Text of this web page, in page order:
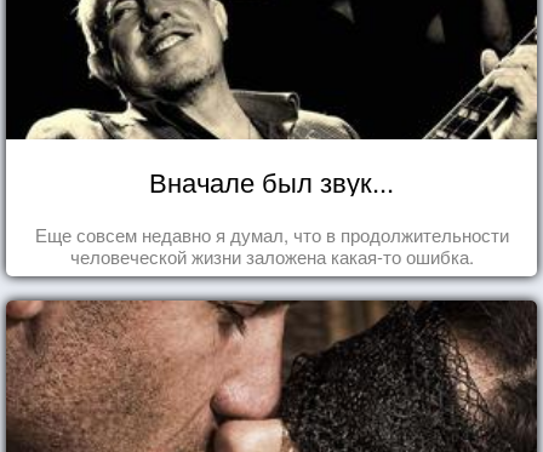
Вначале был звук...
Еще совсем недавно я думал, что в продолжительности
человеческой жизни заложена какая-то ошибка.